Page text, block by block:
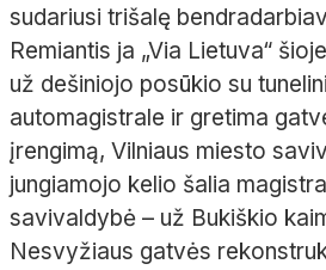
sudariusi trišalę
Remiantis ja „Via Lietuva“
už dešiniojo posūkio su
automagistrale ir gretima
įrengimą, Vilniaus miesto
jungiamojo kelio šalia
savivaldybė – už Bukiškio
Nesvyžiaus gatvės